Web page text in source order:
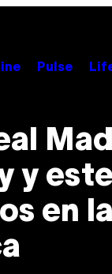
Pulse
y
en